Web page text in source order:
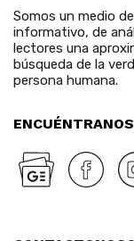
Somos un medio
informativo, de
lectores una
búsqueda de la
persona humana.